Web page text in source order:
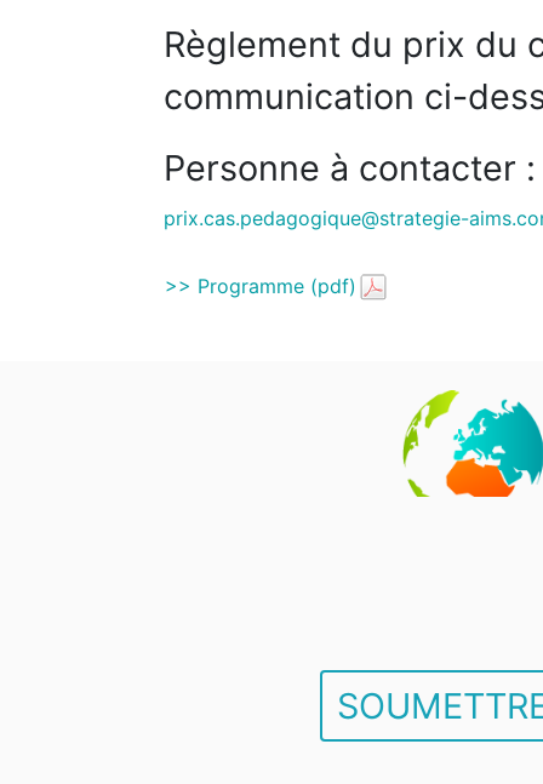
Règlement du prix du
communication ci-
Personne à contacter :
prix.cas.pedagogique@strategie-
>> Programme (pdf)